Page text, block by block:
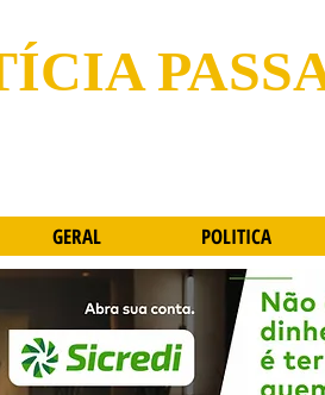
GERAL POLITICA